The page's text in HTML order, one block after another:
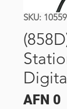
SKU: 10559
AFN 0